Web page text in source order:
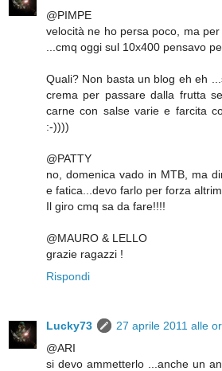
@PIMPE
velocità ne ho persa poco, ma
...cmq oggi sul 10x400 pensavo
Quali? Non basta un blog eh eh
crema per passare dalla frutta
carne con salse varie e farcita
:-))))
@PATTY
no, domenica vado in MTB, ma
e fatica...devo farlo per forza
Il giro cmq sa da fare!!!!
@MAURO & LELLO
grazie ragazzi !
Rispondi
Lucky73
27 aprile 2011 alle
@ARI
si devo ammetterlo ...anche un